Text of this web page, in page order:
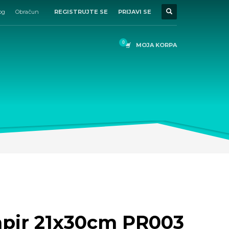
Obračun REGISTRUJTE SE PRIJAVI SE
MOJA KORPA
21x30cm PR003